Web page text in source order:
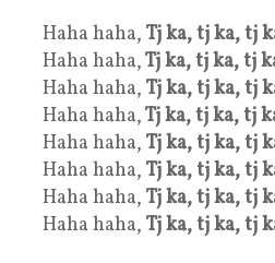
Haha haha, Tj ka, tj ka, tj
Haha haha,Tj ka, tj ka, tj
Haha haha, Tj ka, tj ka, tj
Haha haha,Tj ka, tj ka, tj
Haha haha, Tj ka, tj ka, tj
Haha haha, Tj ka, tj ka, tj
Haha haha, Tj ka, tj ka, tj
Haha haha, Tj ka, tj ka, tj